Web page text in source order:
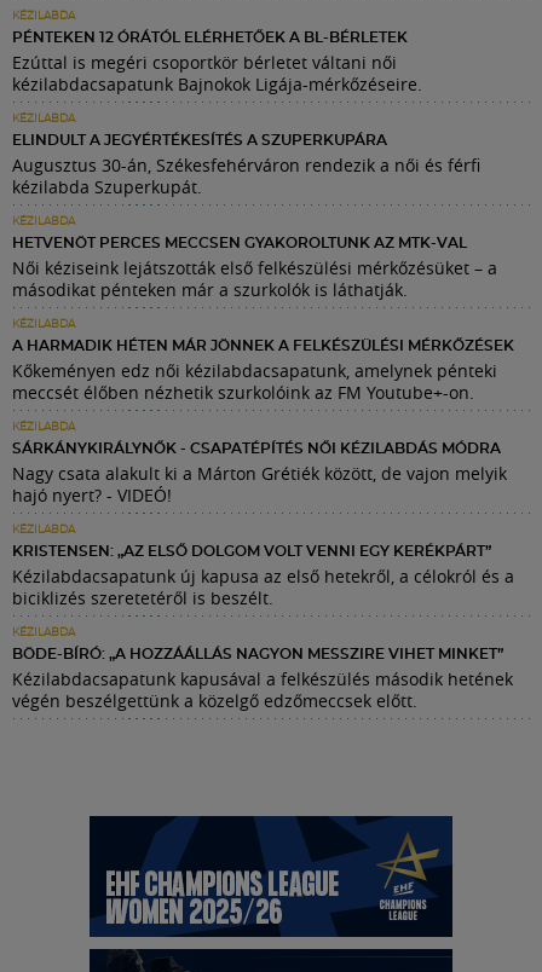
KÉZILABDA
PÉNTEKEN 12 ÓRÁTÓL ELÉRHETŐEK A BL-BÉRLETEK
Ezúttal is megéri csoportkör bérletet váltani női
kézilabdacsapatunk Bajnokok Ligája-mérkőzéseire.
KÉZILABDA
ELINDULT A JEGYÉRTÉKESÍTÉS A SZUPERKUPÁRA
Augusztus 30-án, Székesfehérváron rendezik a női és férfi
kézilabda Szuperkupát.
KÉZILABDA
HETVENÖT PERCES MECCSEN GYAKOROLTUNK AZ MTK-VAL
Női kéziseink lejátszották első felkészülési mérkőzésüket – a
másodikat pénteken már a szurkolók is láthatják.
KÉZILABDA
A HARMADIK HÉTEN MÁR JÖNNEK A FELKÉSZÜLÉSI MÉRKŐZÉSEK
Kőkeményen edz női kézilabdacsapatunk, amelynek pénteki
meccsét élőben nézhetik szurkolóink az FM Youtube+-on.
KÉZILABDA
SÁRKÁNYKIRÁLYNŐK - CSAPATÉPÍTÉS NŐI KÉZILABDÁS MÓDRA
Nagy csata alakult ki a Márton Grétiék között, de vajon melyik
hajó nyert? - VIDEÓ!
KÉZILABDA
KRISTENSEN: „AZ ELSŐ DOLGOM VOLT VENNI EGY KERÉKPÁRT”
Kézilabdacsapatunk új kapusa az első hetekről, a célokról és a
biciklizés szeretetéről is beszélt.
KÉZILABDA
BÖDE-BÍRÓ: „A HOZZÁÁLLÁS NAGYON MESSZIRE VIHET MINKET”
Kézilabdacsapatunk kapusával a felkészülés második hetének
végén beszélgettünk a közelgő edzőmeccsek előtt.